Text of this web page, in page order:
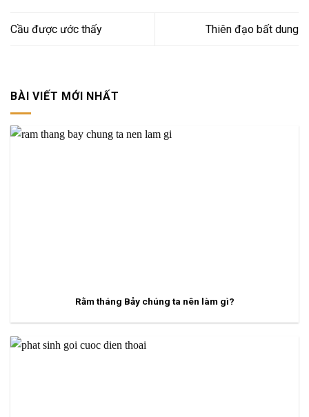
Cầu được ước thấy Thiên đạo bất dung
BÀI VIẾT MỚI NHẤT
Rằm tháng Bảy chúng ta nên làm gì?